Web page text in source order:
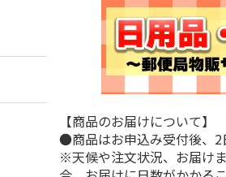
【商品のお届けについて】
●商品はお申込み受付後、2
※天候や注文状況、お届け